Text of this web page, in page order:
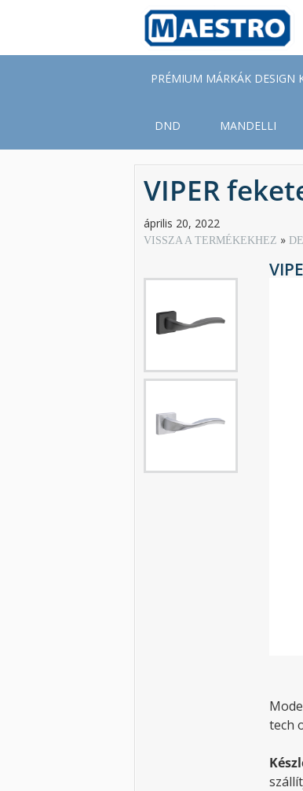
content
PRÉMIUM MÁRKÁK DESIGN
DND MANDELLI
VIPER
április 20, 2022
VISSZA A TERMÉKEKHEZ
tech